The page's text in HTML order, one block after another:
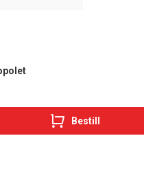
Bestill